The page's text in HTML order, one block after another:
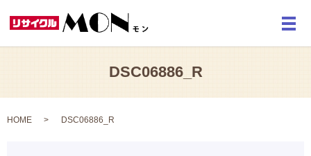
メ
DSC06886_R
HOME DSC06886_R